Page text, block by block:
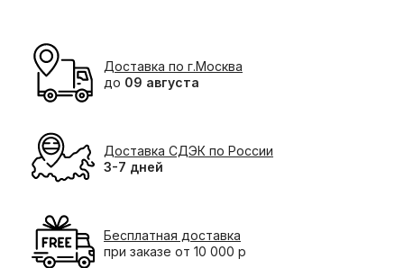
Доставка по г.Москва
до 09 августа
Доставка СДЭК по России
3-7 дней
Бесплатная доставка
при заказе от 10 000 р